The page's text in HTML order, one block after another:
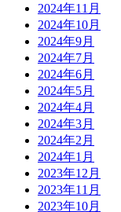
2024年11月
2024年10月
2024年9月
2024年7月
2024年6月
2024年5月
2024年4月
2024年3月
2024年2月
2024年1月
2023年12月
2023年11月
2023年10月